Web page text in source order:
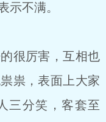
示不满。
很厉害，互相也
祟，表面上大家
三分笑，客套至